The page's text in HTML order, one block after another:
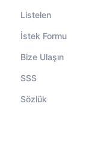
Listelen
İstek Formu
Bize Ulaşın
SSS
Sözlük